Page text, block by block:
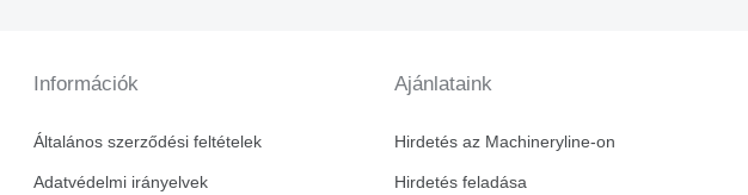
Információk
Általános szerződési feltételek
Adatvédelmi irányelvek
Ajánlataink
Hirdetés az Machineryline-on
Hirdetés feladása